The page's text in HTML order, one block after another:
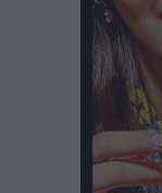
• πριν 6
Καιρός:
μελτέμια έως
Τοπικές Ειδήσεις•